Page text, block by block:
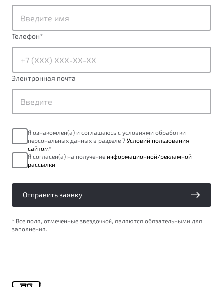
от 1 699 990 ₽*
Обзор В наличии
X70
Универсальный кроссовер
Обзор В наличии
Подробно
Автомобили в наличии
Тест-драйв
Спецпредложения
Будьте еще более уверены на дорогах с программой
Преимущества программы
Запись на сервис
Калькулятор ТО
Клиентская поддержка
Телефон*
Электронная почта
Я ознакомлен(а) и соглашаюсь с условиями обработки
персональных данных в разделе 7 Условий пользования
сайтом*
Я согласен(а) на получение информационной/рекламной
рассылки
Отправить заявку
* Все поля, отмеченные звездочкой, являются обязательными для
заполнения.